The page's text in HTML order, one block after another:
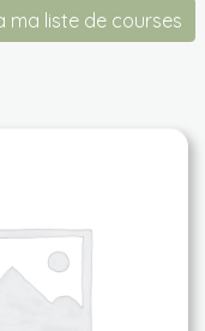
ma liste de courses